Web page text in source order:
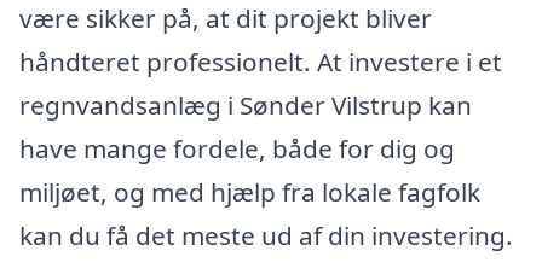
være sikker på, at dit projekt bliver
håndteret professionelt. At investere i et
regnvandsanlæg i Sønder Vilstrup kan
have mange fordele, både for dig og
miljøet, og med hjælp fra lokale fagfolk
kan du få det meste ud af din investering.